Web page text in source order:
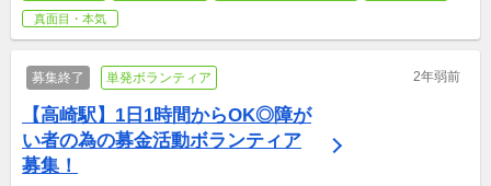
真面目・本気
募集終了 単発ボランティア 2年弱前
【高崎駅】1日1時間からOK◎障が
い者の為の募金活動ボランティア
募集！